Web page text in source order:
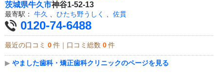
茨城県牛久市神谷1-52-13
最寄駅： 牛久 ひたち野うしく 佐貫
0120-74-6488
最近の口コミ 0 件｜口コミ総数 0 件
▶ やました歯科・矯正歯科クリニックのページを見る